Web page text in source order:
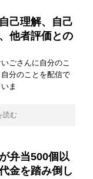
己理解、自己
他者評価との
ごさんに自分のこ
分のことを配信で
ま
読む
弁当500個以
金を踏み倒し